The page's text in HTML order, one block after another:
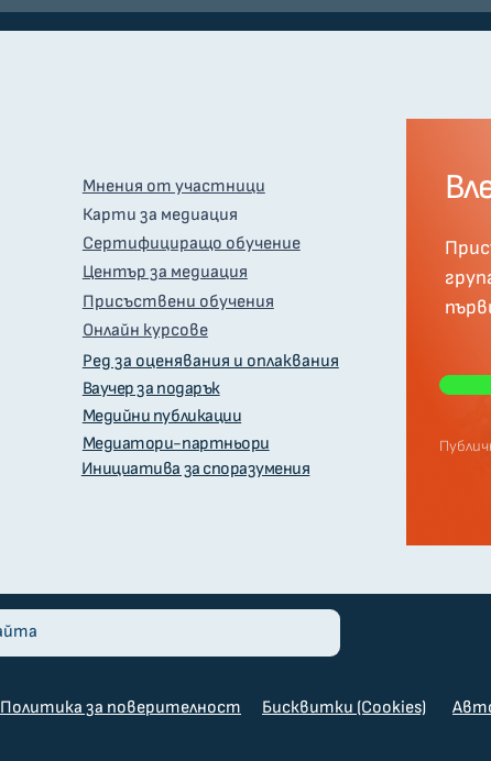
Мнения от участници
Карти за медиация
Сертифициращо обучение
Център за медиация
Присъствени обучения
Онлайн курсове
Ред за оценявания и оплаквания
Ваучер за подарък
Медийни публикации
Медиатори-партньори
Инициатива за споразумения
Политика за поверителност Бисквитки (Cookies)